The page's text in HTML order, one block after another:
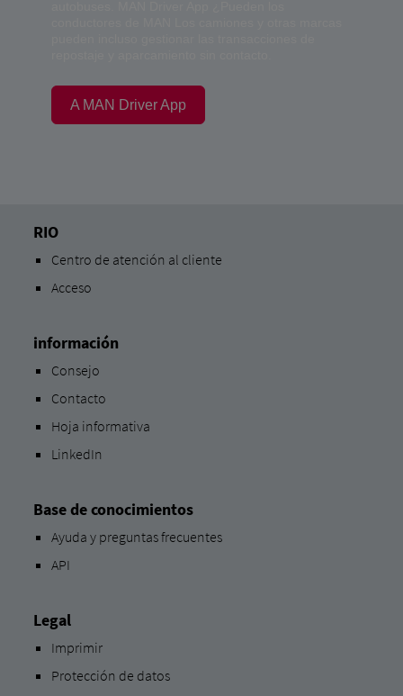
A MAN Driver App
RIO
Centro de atención al cliente
Acceso
información
Consejo
Contacto
Hoja informativa
LinkedIn
Base de conocimientos
Ayuda y preguntas frecuentes
API
Legal
Imprimir
Protección de datos